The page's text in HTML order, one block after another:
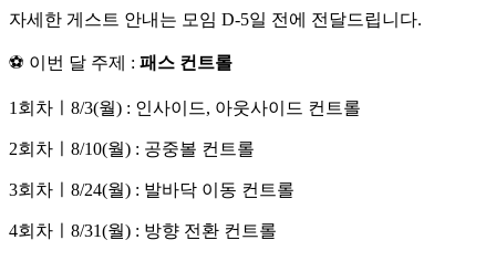
자세한 게스트 안내는 모임 D-5일 전에 전달드립니다.
⚽ 이번 달 주제 : 패스 컨트롤
1회차ㅣ8/3(월) : 인사이드, 아웃사이드 컨트롤
2회차ㅣ8/10(월) : 공중볼 컨트롤
3회차ㅣ8/24(월) : 발바닥 이동 컨트롤
4회차ㅣ8/31(월) : 방향 전환 컨트롤